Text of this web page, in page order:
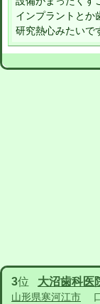
インプラントとか
研究熱心みたいで
3位 大沼歯科医
山形県寒河江市 口